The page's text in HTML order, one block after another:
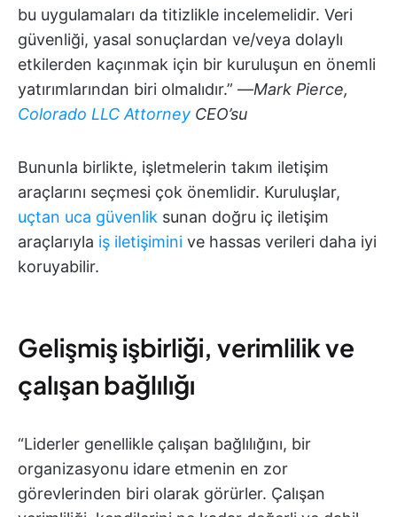
bu uygulamaları da titizlikle incelemelidir. Veri
güvenliği, yasal sonuçlardan ve/veya dolaylı
etkilerden kaçınmak için bir kuruluşun en önemli
yatırımlarından biri olmalıdır.” —Mark Pierce,
Colorado LLC Attorney CEO’su
Bununla birlikte, işletmelerin takım iletişim
araçlarını seçmesi çok önemlidir. Kuruluşlar,
uçtan uca güvenlik sunan doğru iç iletişim
araçlarıyla iş iletişimini ve hassas verileri daha iyi
koruyabilir.
Gelişmiş işbirliği, verimlilik ve
çalışan bağlılığı
“Liderler genellikle çalışan bağlılığını, bir
organizasyonu idare etmenin en zor
görevlerinden biri olarak görürler. Çalışan